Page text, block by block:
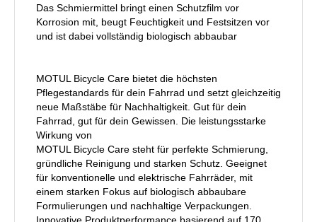
Das Schmiermittel bringt einen Schutzfilm vor
Korrosion mit, beugt Feuchtigkeit und Festsitzen vor
und ist dabei vollständig biologisch abbaubar
MOTUL Bicycle Care bietet die höchsten
Pflegestandards für dein Fahrrad und setzt gleichzeitig
neue Maßstäbe für Nachhaltigkeit. Gut für dein
Fahrrad, gut für dein Gewissen. Die leistungsstarke
Wirkung von
MOTUL Bicycle Care steht für perfekte Schmierung,
gründliche Reinigung und starken Schutz. Geeignet
für konventionelle und elektrische Fahrräder, mit
einem starken Fokus auf biologisch abbaubare
Formulierungen und nachhaltige Verpackungen.